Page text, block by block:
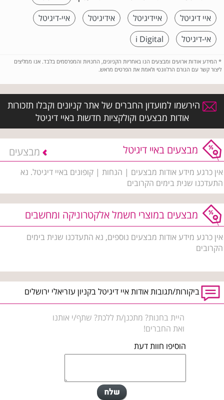
איי דיגיטל
איידיגיטל אידיגיטל
איי-דיגיטל
אי-דיגיטל
i Digital
* המידע אודות ארועים ומבצעים הנו באחריות הקניונים, החנויות והמפרסמים בלבד. אנו ממליצים
ליצור קשר עם הגורם הרלוונטי ולאמת את הפרטים מראש.
הירשמו למועדון החברים של אתר קניונים וקבלו תזכורות
אודות מבצעים וקולקציות חדשות באיי דיגיטל
מבצעים באיי דיגיטל מבצעים
אין כרגע מידע אודות מבצעים | הנחות | קופונים באיי דיגיטל. נא
התעדכנו שנית בימים הקרובים
מבצעים במוצרי חשמל אלקטרוניקה ומחשבים
אין כרגע מידע אודות מבצעים נוספים, נא התעדכנו שנית בימים
הקרובים
ביקורות/תגובות אודות איי דיגיטל בקניון עזריאלי ירושלים
היית בחנות? מתכנן/ת ללכת? שתף/י אותנו
ואת החברים!
הוסיפו חוות דעת